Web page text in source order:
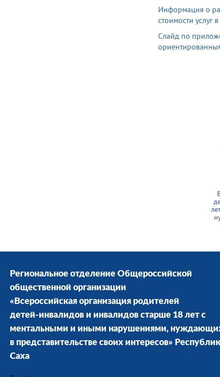
Информация о
стоимости
Слайд по
Региональное отделение Общероссийской
общественной организации
«Всероссийская организация родителей
детей-инвалидов и инвалидов старше 18 лет с
ментальными и иными нарушениями,
в представительстве своих интересов»
Саха